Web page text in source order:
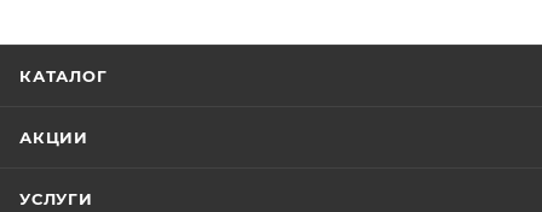
КАТАЛОГ
АКЦИИ
УСЛУГИ